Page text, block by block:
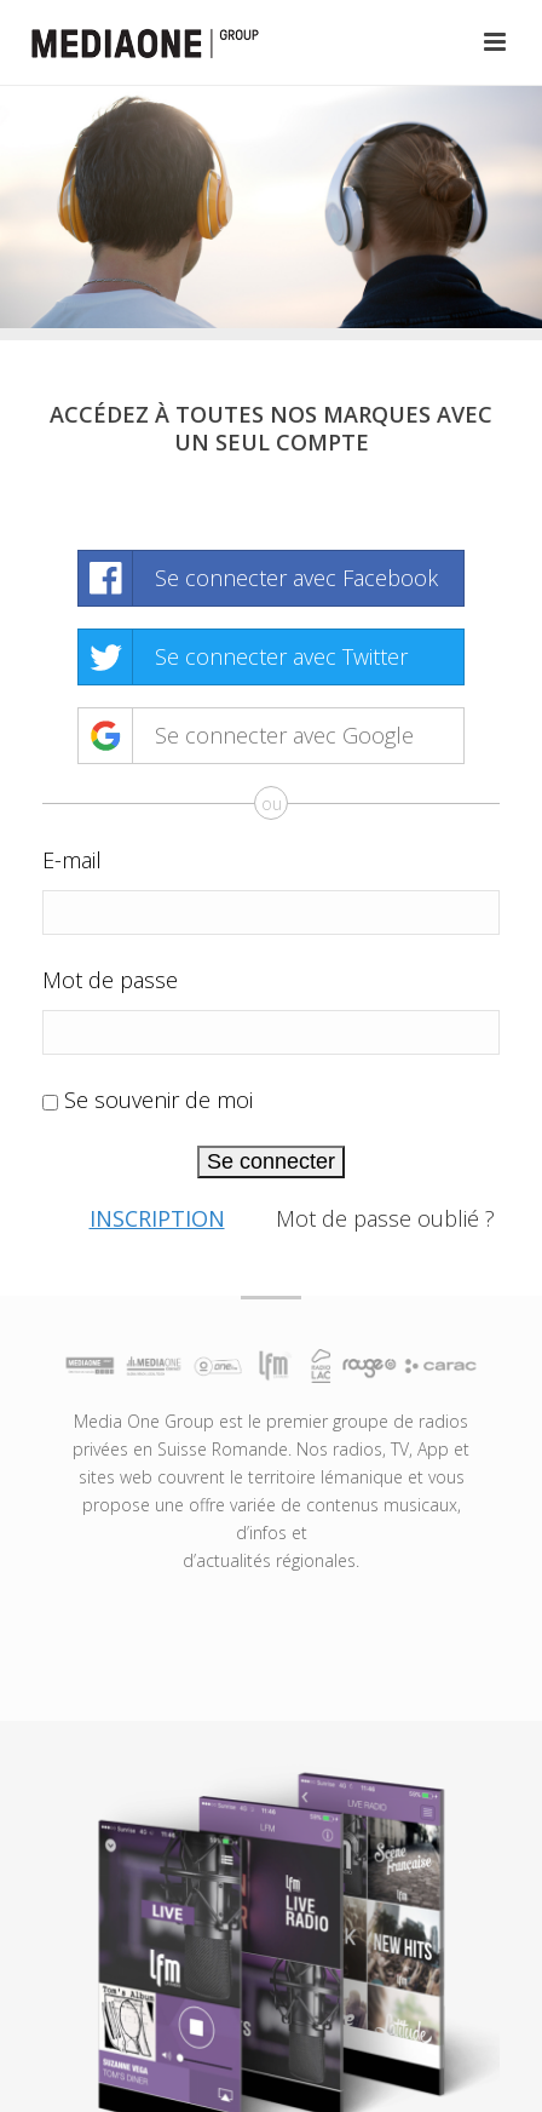
ACCÉDEZ À TOUTES NOS MARQUES AVEC
UN SEUL COMPTE
Se connecter avec Facebook
Se connecter avec Twitter
Se connecter avec Google
ou
E-mail
Mot de passe
Se souvenir de moi
Se connecter
INSCRIPTION Mot de passe oublié ?
Media One Group est le premier groupe de radios
privées en Suisse Romande. Nos radios, TV, App et
sites web couvrent le territoire lémanique et vous
propose une offre variée de contenus musicaux,
d’infos et
d’actualités régionales.